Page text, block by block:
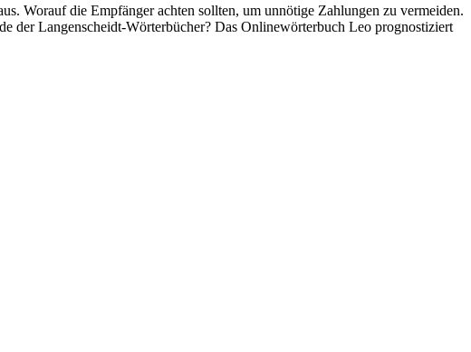
Worauf die Empfänger achten sollten, um unnötige Zahlungen zu vermeiden.
der Langenscheidt-Wörterbücher? Das Onlinewörterbuch Leo prognostiziert